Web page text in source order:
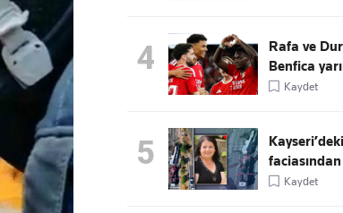
4
Rafa ve
Benfica
Kaydet
5
Kaydet